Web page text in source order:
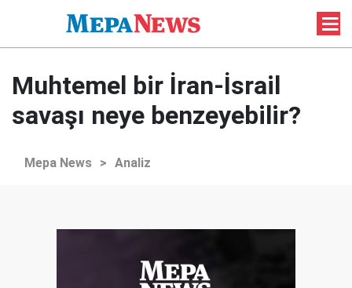
Muhtemel bir İran-İsrail
savaşı neye benzeyebilir?
Mepa News > Analiz